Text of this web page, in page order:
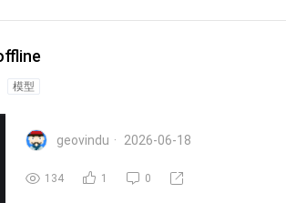
模型
geovindu 2026-06-18
134 1 0